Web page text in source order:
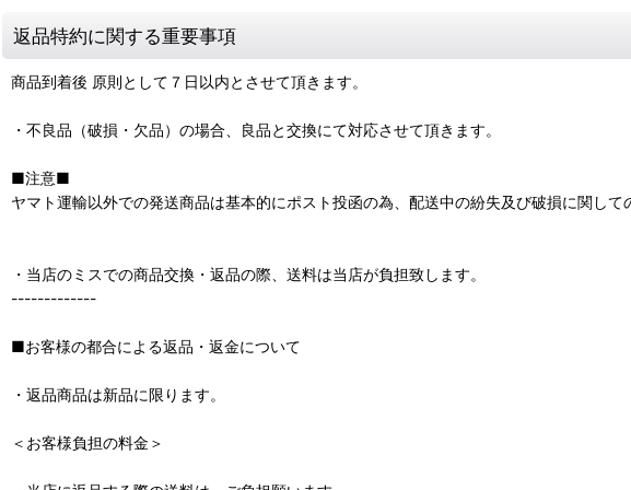
返品特約に関する重要事項
商品到着後 原則として７日以内とさせて頂きます。
・不良品（破損・欠品）の場合、良品と交換にて対応させて頂きます。
■注意■
ヤマト運輸以外での発送商品は基本的にポスト投函の為、配送中の紛失及び破損に関して
・当店のミスでの商品交換・返品の際、送料は当店が負担致します。
-------------
■お客様の都合による返品・返金について
・返品商品は新品に限ります。
＜お客様負担の料金＞